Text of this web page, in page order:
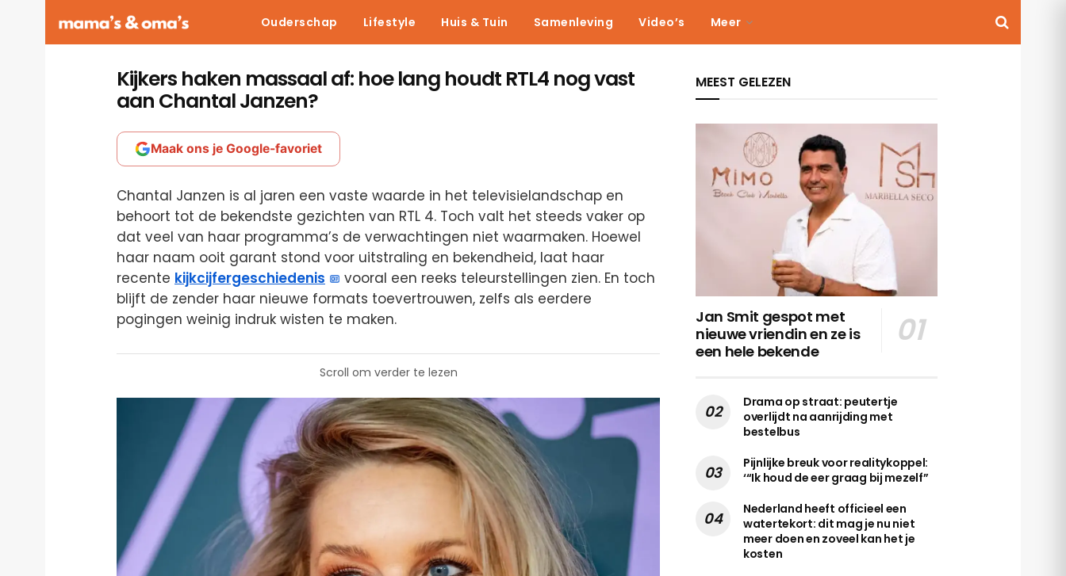
Ouderschap Lifestyle Huis & Tuin Samenleving Video’s Meer
Kijkers haken massaal af: hoe lang houdt RTL4 nog vast
aan Chantal Janzen?
Maak ons je Google-favoriet
Chantal Janzen is al jaren een vaste waarde in het televisielandschap en
behoort tot de bekendste gezichten van RTL 4. Toch valt het steeds vaker op
dat veel van haar programma’s de verwachtingen niet waarmaken. Hoewel
haar naam ooit garant stond voor uitstraling en bekendheid, laat haar
recente kijkcijfergeschiedenis
vooral een reeks teleurstellingen zien. En toch
blijft de zender haar nieuwe formats toevertrouwen, zelfs als eerdere
pogingen weinig indruk wisten te maken.
Scroll om verder te lezen
MEEST GELEZEN
Jan Smit gespot met
nieuwe vriendin en ze is
een hele bekende
Drama op straat: peutertje
overlijdt na aanrijding met
bestelbus
Pijnlijke breuk voor realitykoppel:
‘“Ik houd de eer graag bij mezelf”
Nederland heeft officieel een
watertekort: dit mag je nu niet
meer doen en zoveel kan het je
kosten